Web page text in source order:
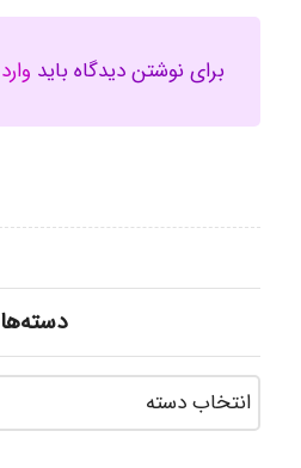
برای نوشتن دیدگاه باید وارد
دسته‌ها